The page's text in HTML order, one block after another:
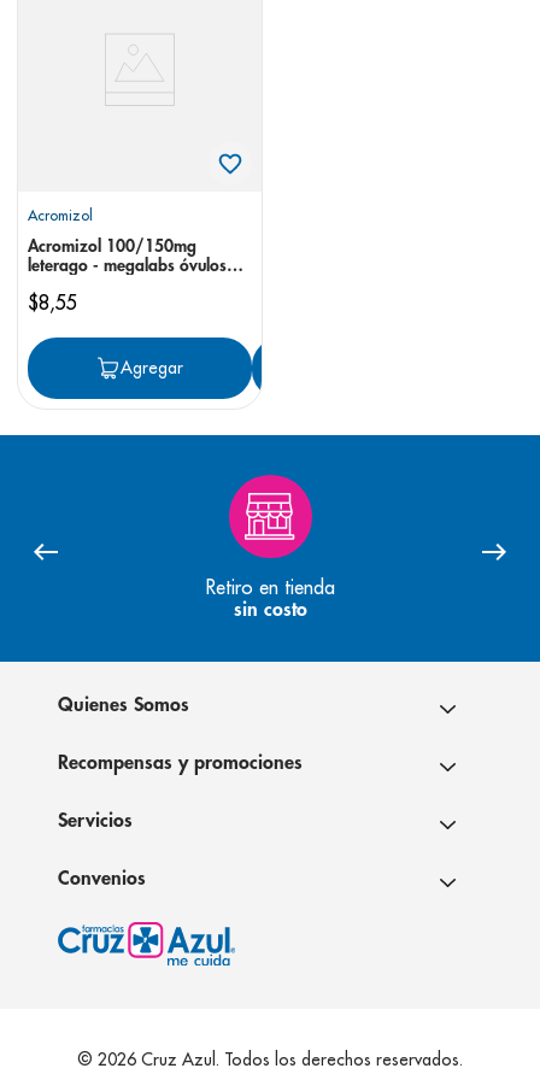
Acromizol
Acromizol 100/150mg
leterago - megalabs óvulos
$8,55
Agregar
Retiro en tienda
sin costo
Quienes Somos
Recompensas y promociones
Servicios
Convenios
© 2026 Cruz Azul. Todos los derechos reservados.
panolini
prueba embarazo